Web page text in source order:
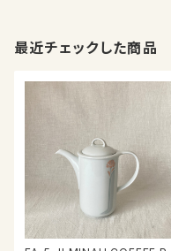
最近チェックした商品